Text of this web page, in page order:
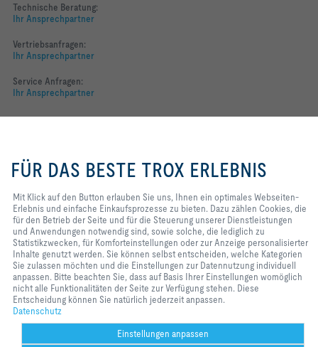
Technische Beratung:
Ihr Ansprechpartner
Vertriebsanfragen:
Ihr Ansprechpartner
Service Anfragen:
Ihr Ansprechpartner
LINKEDIN
INSTAGRAM
Home Kontakt Impressum AGB Datenschutz Disclaimer
2026 © TROX Austria + CEE GmbH
Sie uns, Ihnen ein optimales
Webseiten-Erlebnis und einfache
zählen Cookies, die für den Betrieb
der Seite und für die Steuerung
unserer Dienstleistungen und
Anwendungen notwendig sind,
sowie solche, die lediglich zu
Statistikzwecken, für
Komforteinstellungen oder zur
Anzeige personalisierter Inhalte
genutzt werden. Sie können selbst
entscheiden, welche Kategorien
Einstellungen zur Datennutzung
individuell anpassen. Bitte
beachten Sie, dass auf Basis Ihrer
FÜR DAS BESTE TROX ERLEBNIS
Mit Klick auf den Button erlauben Sie uns, Ihnen ein optimales Webseiten-
Erlebnis und einfache Einkaufsprozesse zu bieten. Dazu zählen Cookies, die
für den Betrieb der Seite und für die Steuerung unserer Dienstleistungen
und Anwendungen notwendig sind, sowie solche, die lediglich zu
Statistikzwecken, für Komforteinstellungen oder zur Anzeige personalisierter
Inhalte genutzt werden. Sie können selbst entscheiden, welche Kategorien
Sie zulassen möchten und die Einstellungen zur Datennutzung individuell
anpassen. Bitte beachten Sie, dass auf Basis Ihrer Einstellungen womöglich
nicht alle Funktionalitäten der Seite zur Verfügung stehen. Diese
Entscheidung können Sie natürlich jederzeit anpassen.
Datenschutz
Einstellungen anpassen